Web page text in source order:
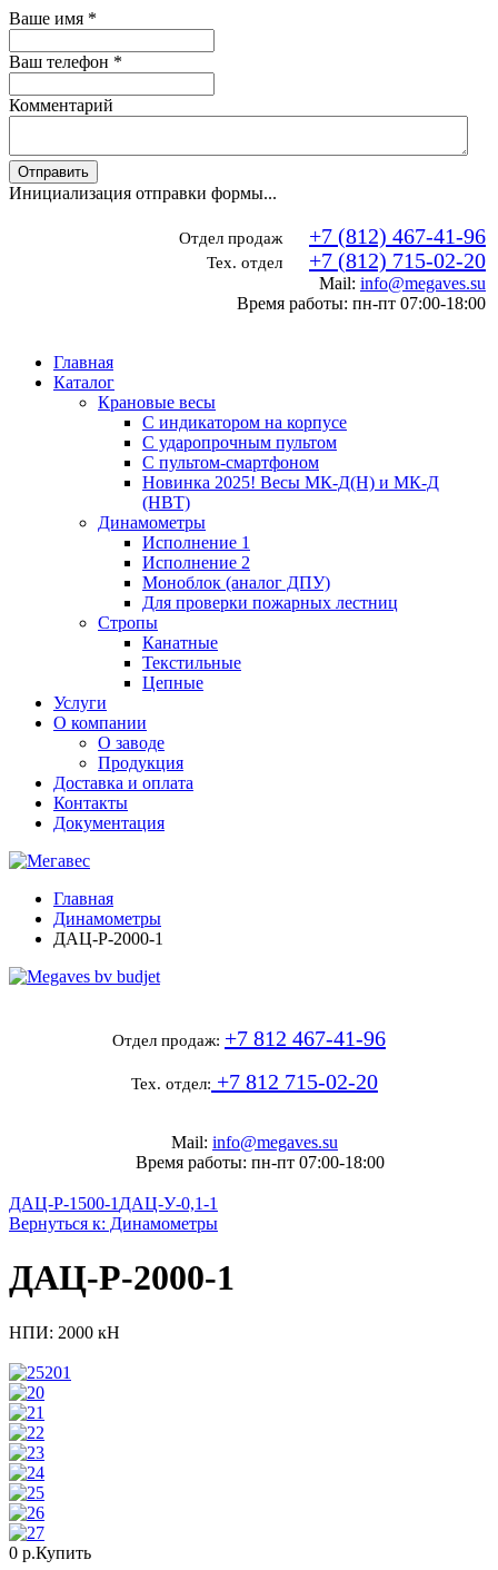
Ваше имя *
Ваш телефон *
Комментарий
Отправить
Инициализация отправки формы...
Отдел продаж +7 (812) 467-41-96
Тех. отдел +7 (812) 715-02-20
Mail: info@megaves.su
Время работы: пн-пт 07:00-18:00
Главная
Каталог
Крановые весы
С индикатором на корпусе
С ударопрочным пультом
С пультом-смартфоном
Новинка 2025! Весы МК-Д(Н) и МК-Д
(НВТ)
Динамометры
Исполнение 1
Исполнение 2
Моноблок (аналог ДПУ)
Для проверки пожарных лестниц
Стропы
Канатные
Текстильные
Цепные
Услуги
О компании
О заводе
Продукция
Доставка и оплата
Контакты
Документация
Главная
Динамометры
ДАЦ-Р-2000-1
Отдел продаж: +7 812 467-41-96
Тех. отдел: +7 812 715-02-20
Mail: info@megaves.su
Время работы: пн-пт 07:00-18:00
ДАЦ-Р-1500-1 ДАЦ-У-0,1-1
Вернуться к: Динамометры
ДАЦ-Р-2000-1
НПИ: 2000 кН
0 р.Купить